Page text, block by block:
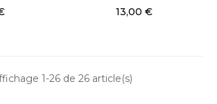
13,00 €
1-26 de 26 article(s)